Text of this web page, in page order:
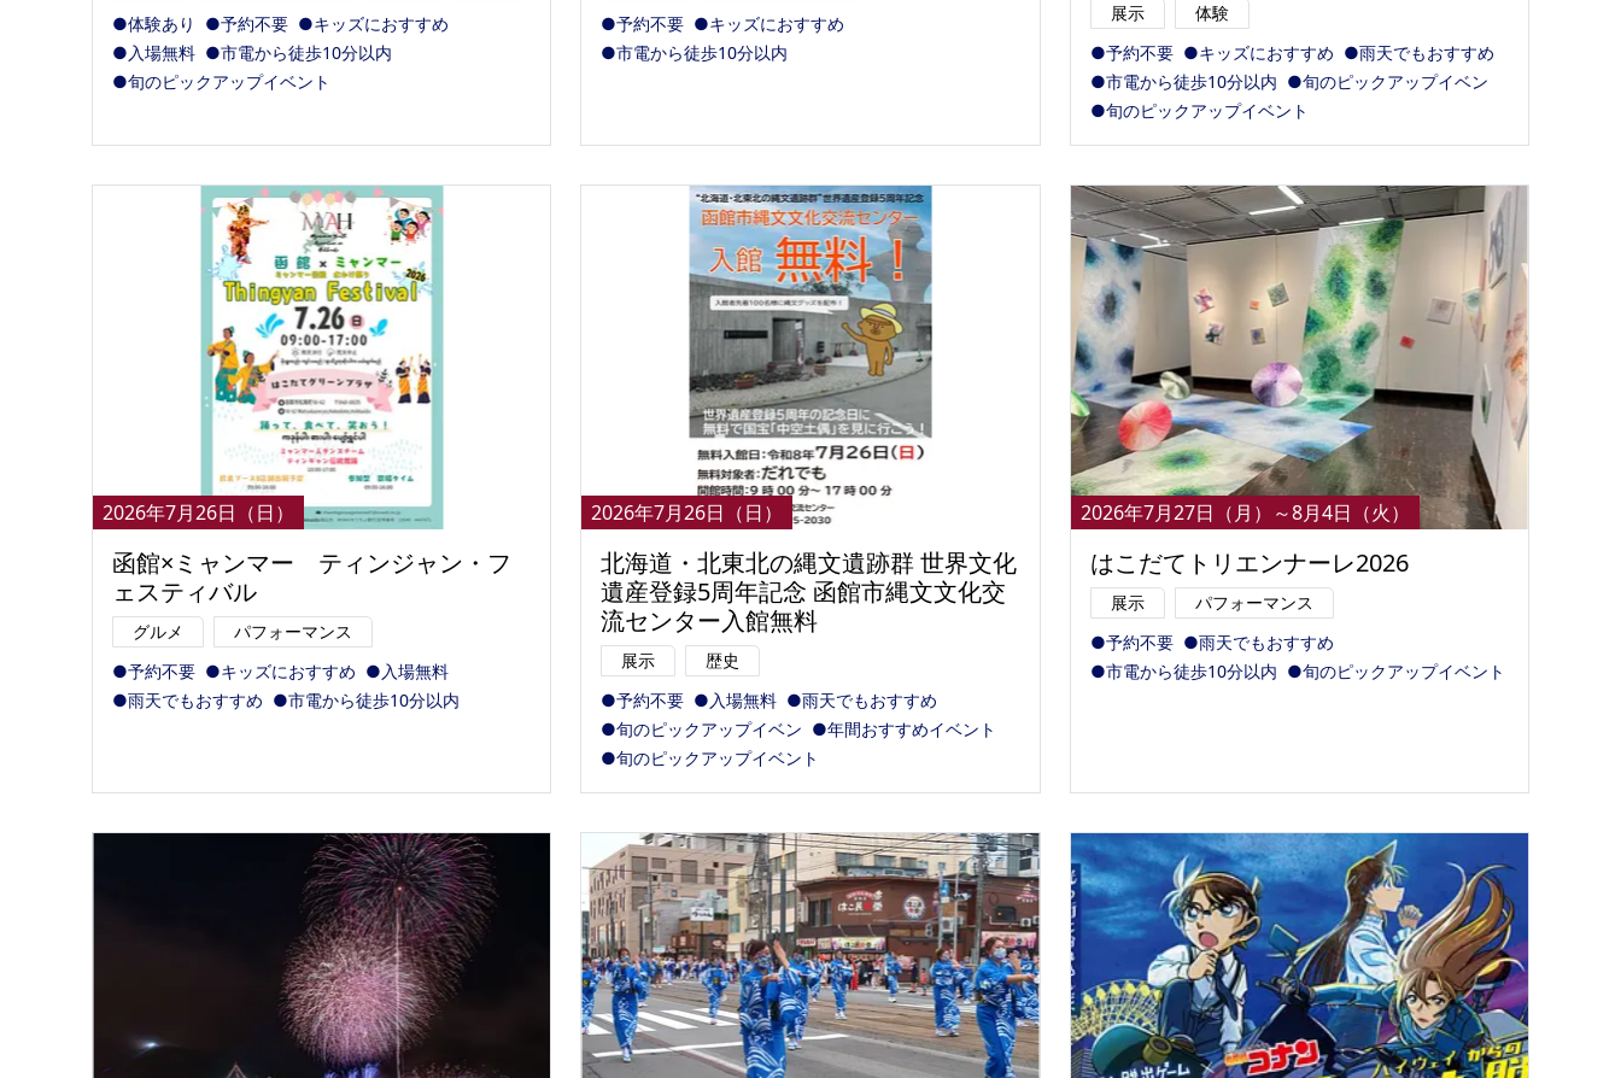
●体験あり
●予約不要 ●キッズにおすすめ
●入場無料 ●市電から徒歩10分以内
●旬のピックアップイベント
●予約不要 ●キッズにおすすめ
●市電から徒歩10分以内
展示
体験
●予約不要 ●キッズにおすすめ ●雨天でもおすすめ
●市電から徒歩10分以内 ●旬のピックアップイベン
●旬のピックアップイベント
2026年7月26日（日）
函館×ミャンマー ティンジャン・フ
ェスティバル
グルメ
パフォーマンス
●予約不要 ●キッズにおすすめ ●入場無料
●雨天でもおすすめ ●市電から徒歩10分以内
2026年7月26日（日）
北海道・北東北の縄文遺跡群 世界文化
遺産登録5周年記念 函館市縄文文化交
流センター入館無料
展示
歴史
●予約不要 ●入場無料 ●雨天でもおすすめ
●旬のピックアップイベン ●年間おすすめイベント
●旬のピックアップイベント
2026年7月27日（月）～8月4日（火）
はこだてトリエンナーレ2026
展示
パフォーマンス
●予約不要 ●雨天でもおすすめ
●市電から徒歩10分以内 ●旬のピックアップイベント